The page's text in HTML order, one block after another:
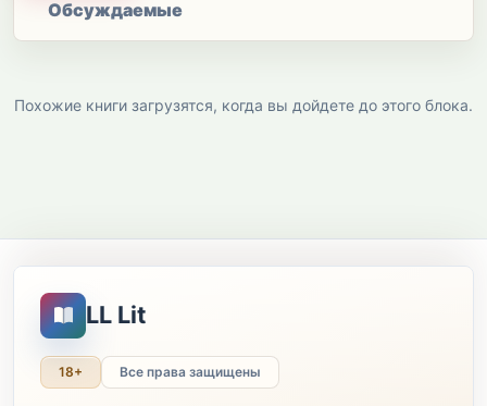
Обсуждаемые
Похожие книги загрузятся, когда вы дойдете до этого блока.
LL Lit
18+ Все права защищены